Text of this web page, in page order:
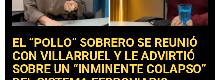
EL “POLLO” SOBRERO SE REUNIÓ
CON VILLARRUEL Y LE ADVIRTIÓ
SOBRE UN “INMINENTE COLAPSO”